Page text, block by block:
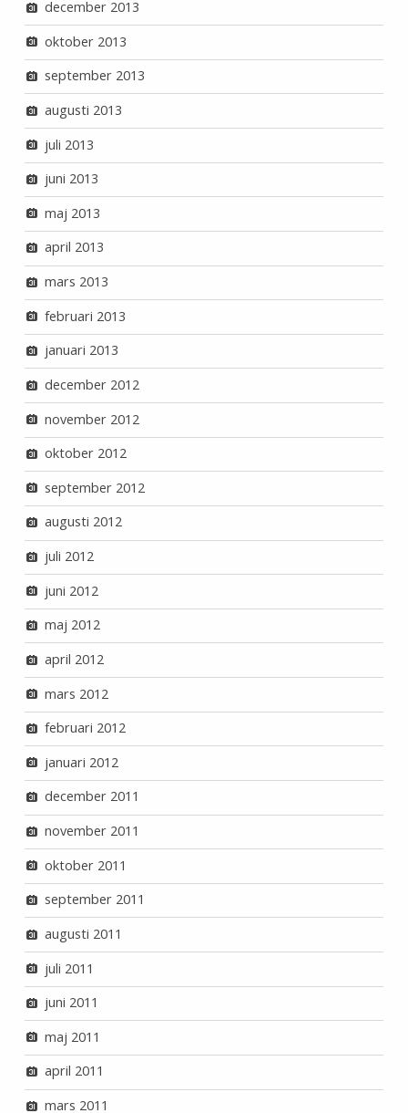
december 2013
oktober 2013
september 2013
augusti 2013
juli 2013
juni 2013
maj 2013
april 2013
mars 2013
februari 2013
januari 2013
december 2012
november 2012
oktober 2012
september 2012
augusti 2012
juli 2012
juni 2012
maj 2012
april 2012
mars 2012
februari 2012
januari 2012
december 2011
november 2011
oktober 2011
september 2011
augusti 2011
juli 2011
juni 2011
maj 2011
april 2011
mars 2011